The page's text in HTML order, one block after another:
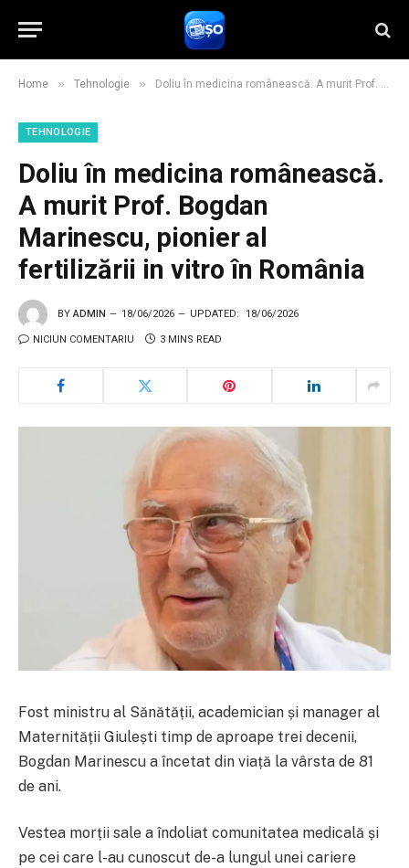
Home » Tehnologie » Doliu în medicina românească. A murit Prof. Bogdan Marinescu, pionier al fertilizării in vitro în România
TEHNOLOGIE
Doliu în medicina românească.
A murit Prof. Bogdan
Marinescu, pionier al
fertilizării in vitro în România
BY ADMIN 18/06/2026 UPDATED: 18/06/2026
NICIUN COMENTARIU 3 MINS READ
Fost ministru al Sănătății, academician și manager al
Maternității Giulești timp de aproape trei decenii,
Bogdan Marinescu a încetat din viață la vârsta de 81
de ani.
Vestea morții sale a îndoliat comunitatea medicală și
pe cei care l-au cunoscut de-a lungul unei cariere